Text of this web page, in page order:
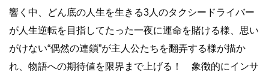
響く中、どん底の人生を生きる3人のタクシードライバー
が人生逆転を目指してたった一夜に運命を賭ける様、思い
がけない“偶然の連鎖”が主人公たちを翻弄する様が描か
れ、物語への期待値を限界まで上げる！ 象徴的にインサ